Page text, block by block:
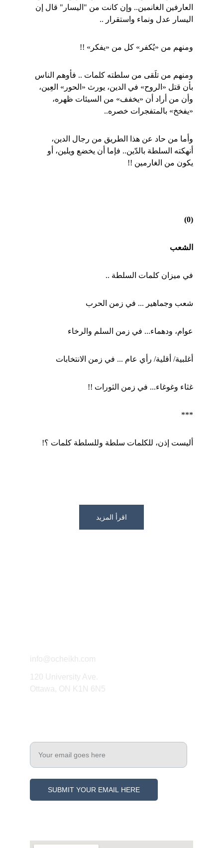
العارفين الغانمين.. وإن كانت من "اليسار" قال إن
اليسار عدل ونماء واستقرار ..
ومنهم من «يُكفر» كل من «يفكر» !!
ومنهم من تلَقى من سلطته كلمات .. فأوهم الناس
بأن قتل «الروح» في الدين، يورث «الحور» العِين،
وأن من أراد أن «يخفف» من السيئات ظهره،
«يفخخ» بالمتفجرات خصره..
وأما من حاد عن هذا الطريق من رجال الدين،
أنهكته السلطة بالدّين.. فإما أن يخضع ويلين، أو
يكون من الغارمين !!
(0)
الشعب
في ميزان كلمات السلطة ..
شعب وجماهير ... في زمن الحرب
عوام، ودهماء... في زمن السلم والرخاء
أغلبية/ أقلية/ رأي عام ... في زمن الانتخابات
غثاء وغوغاء... في زمن الثورات !!
***
أليست إذن، للكلمات سلطة وللسلطة كلمات ؟!
اقرأ المزيد
info@ocheikh.com
120 University Ave.
Ottawa, ON K1N 6N5
SUBMIT YOUR EMAIL HERE